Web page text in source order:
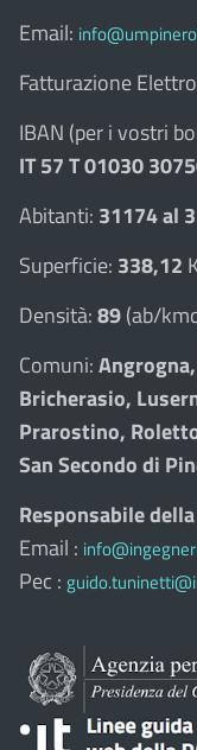
Email:
Fatturazione
IBAN (per i vostri
IT 57 T 01030
Abitanti: 31174 al
Superficie: 338,12
Densità:89(ab/
Comuni:
Bricherasio,
Prarostino,
San Secondo di
Responsabile
Email :
Pec :